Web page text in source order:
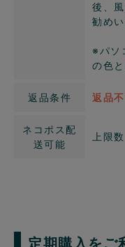
後、
勧めい
※パソ
の色
返品条件 返品
ネコポス配
送可能
上限